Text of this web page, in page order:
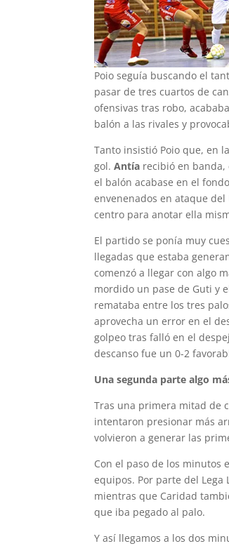
Poio seguía buscando el
pasar de tres cuartos de
ofensivas tras robo,
balón a las rivales y
Tanto insistió Poio que, en
gol.Antía recibió en banda,
el balón acabase en el
envenenados en ataque
centro para anotar ella
El partido se ponía muy
llegadas que estaba
comenzó a llegar con algo
mordido un pase de Guti y
remataba entre los tres
aprovecha un error en el
golpeo tras falló en el
descanso fue un 0-2
Una segunda parte algo
Tras una primera mitad de
intentaron presionar más
volvieron a generar las
Con el paso de los minutos
equipos. Por parte del
mientras que Caridad
que iba pegado al palo.
Y así llegamos a los dos